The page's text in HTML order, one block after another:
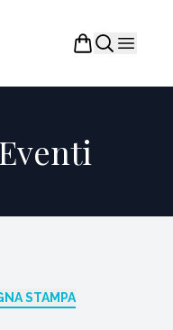
STAMPA